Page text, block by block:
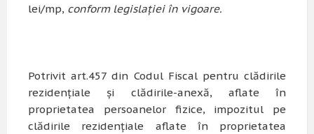
lei/mp, conform legislației în vigoare.
Potrivit art.457 din Codul Fiscal pentru clădirile
rezidenţiale şi clădirile-anexă, aflate în
proprietatea persoanelor fizice, impozitul pe
clădirile rezidențiale aflate în proprietatea